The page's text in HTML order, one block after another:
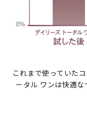
これまで使っていた
ータル ワンは快適